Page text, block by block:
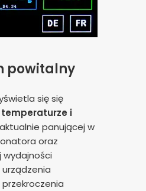
powitalny
się się
temperaturze i
aktualnie panującej w
oraz
wydajności